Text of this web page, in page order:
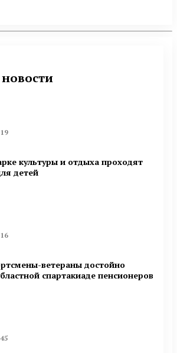
культуры и отдыха проходят
детей
ветераны достойно
спартакиаде пенсионеров